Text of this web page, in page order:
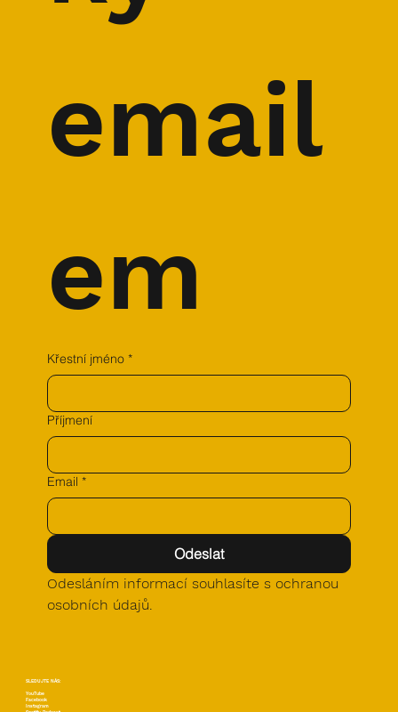
email
em
Křestní jméno *
Příjmení
Email *
Odeslat
Odesláním informací souhlasíte s ochranou
osobních údajů.
SLEDUJTE NÁS:
YouTube
Facebook
Instagram